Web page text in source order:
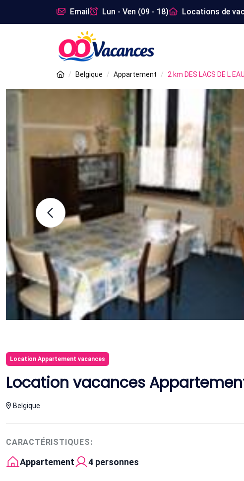
Email Lun - Ven (09 - 18) Locations de
Belgique Appartement 2 km DES LACS DE L
Location Appartement vacances
Location vacances
Belgique
CARACTÉRISTIQUES:
Appartement 4 personnes